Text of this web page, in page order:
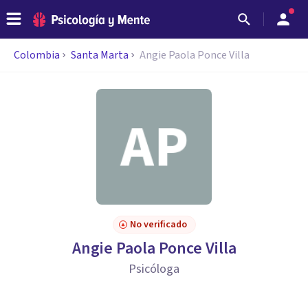
Colombia Santa Marta Angie Paola Ponce Villa
No verificado
Angie Paola Ponce Villa
Psicóloga